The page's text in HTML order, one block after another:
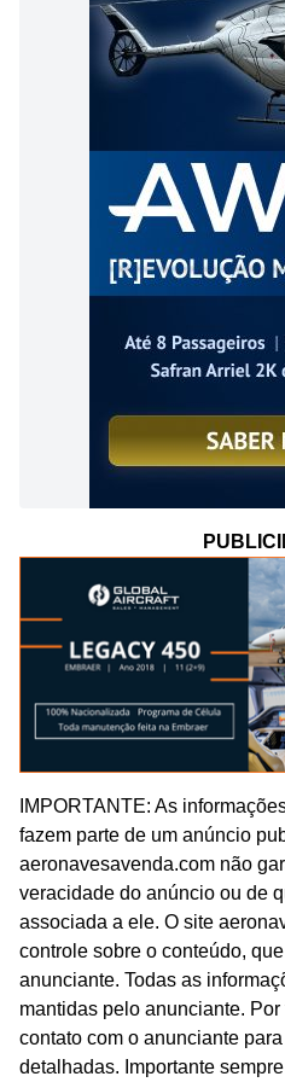
IMPORTANTE: As
fazem parte de um anúncio
aeronavesavenda.com não
veracidade do anúncio ou de
associada a ele. O site
controle sobre o conteúdo,
anunciante. Todas as
mantidas pelo anunciante.
contato com o anunciante
detalhadas. Importante